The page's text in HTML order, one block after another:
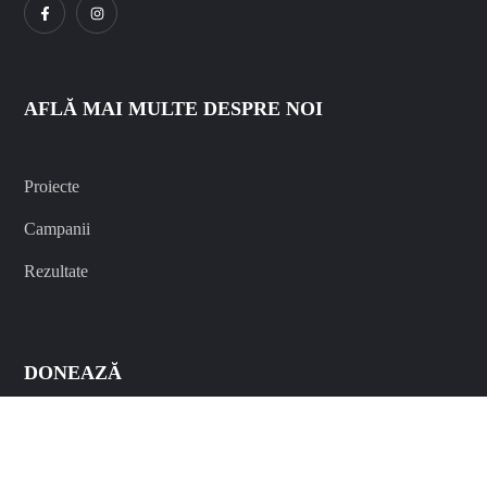
AFLĂ MAI MULTE DESPRE NOI
Proiecte
Campanii
Rezultate
DONEAZĂ